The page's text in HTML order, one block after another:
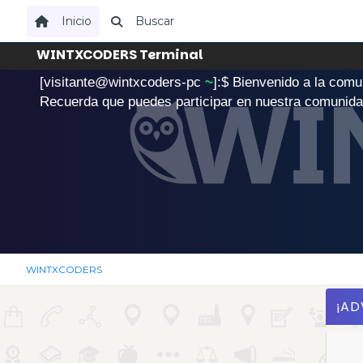
Inicio Buscar
WINTXCODERS Terminal
[visitante@wintxcoders-pc ~]:$ .Bienvenido a la comu
Recuerda que puedes participar en nuestra
WINTXCODERS